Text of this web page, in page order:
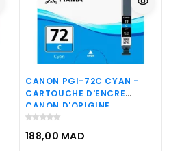
CANON PGI-72C CYAN -
CARTOUCHE D'ENCRE
CANON D'ORIGINE
(6404B001AA)
188,00 MAD